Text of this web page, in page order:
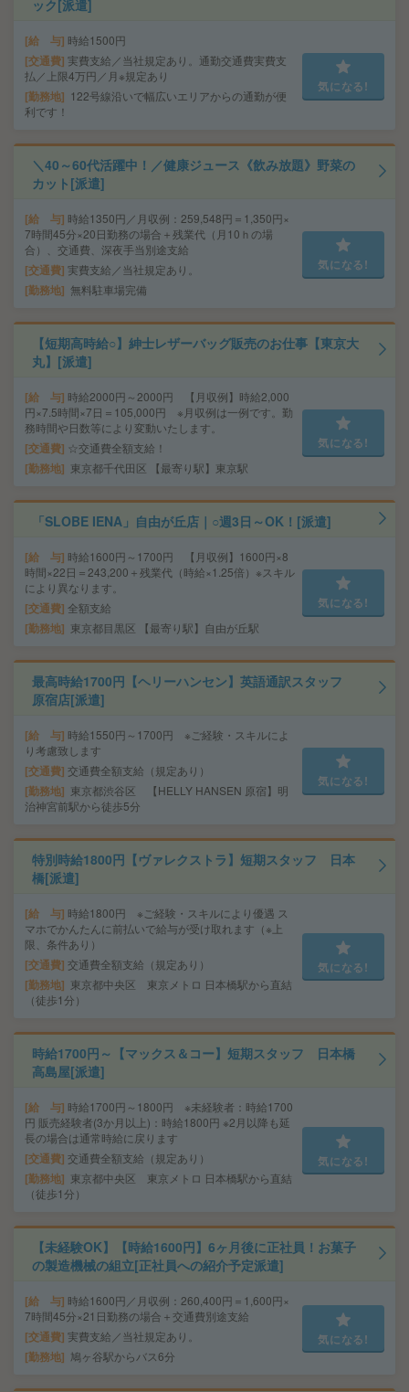
ック[派遣]
給 与 時給1500円
交通費 実費支給／当社規定あり。通勤交通費実費支
払／上限4万円／月※規定あり
勤務地
122号線沿いで幅広いエリアからの通勤が便
利です！
気になる!
＼40～60代活躍中！／健康ジュース《飲み放題》野菜の
カット[派遣]
給 与 時給1350円／月収例：259,548円＝1,350円×
7時間45分×20日勤務の場合＋残業代（月10ｈの場
合）、交通費、深夜手当別途支給
交通費 実費支給／当社規定あり。
勤務地 無料駐車場完備
気になる!
【短期高時給○】紳士レザーバッグ販売のお仕事【東京大
丸】[派遣]
給 与 時給2000円～2000円 【月収例】時給2,000
円×7.5時間×7日＝105,000円 ※月収例は一例です。勤
務時間や日数等により変動いたします。
交通費 ☆交通費全額支給！
勤務地 東京都千代田区 【最寄り駅】東京駅
気になる!
「SLOBE IENA」自由が丘店｜○週3日～OK！[派遣]
給 与 時給1600円～1700円 【月収例】1600円×8
時間×22日＝243,200＋残業代（時給×1.25倍）※スキル
により異なります。
交通費 全額支給
勤務地 東京都目黒区 【最寄り駅】自由が丘駅
気になる!
最高時給1700円【ヘリーハンセン】英語通訳スタッフ
原宿店[派遣]
給 与 時給1550円～1700円 ※ご経験・スキルによ
り考慮致します
交通費 交通費全額支給（規定あり）
勤務地
東京都渋谷区 【HELLY HANSEN 原宿】明
治神宮前駅から徒歩5分
気になる!
特別時給1800円【ヴァレクストラ】短期スタッフ 日本
橋[派遣]
給 与 時給1800円 ※ご経験・スキルにより優遇 ス
マホでかんたんに前払いで給与が受け取れます（※上
限、条件あり）
交通費 交通費全額支給（規定あり）
勤務地
東京都中央区 東京メトロ 日本橋駅から直結
（徒歩1分）
気になる!
時給1700円～【マックス＆コー】短期スタッフ 日本橋
高島屋[派遣]
給 与 時給1700円～1800円 ※未経験者：時給1700
円 販売経験者(3か月以上)：時給1800円 ※2月以降も延
長の場合は通常時給に戻ります
交通費 交通費全額支給（規定あり）
勤務地
東京都中央区 東京メトロ 日本橋駅から直結
（徒歩1分）
気になる!
【未経験OK】【時給1600円】6ヶ月後に正社員！お菓子
の製造機械の組立[正社員への紹介予定派遣]
給 与 時給1600円／月収例：260,400円＝1,600円×
7時間45分×21日勤務の場合＋交通費別途支給
交通費 実費支給／当社規定あり。
勤務地 鳩ヶ谷駅からバス6分
気になる!